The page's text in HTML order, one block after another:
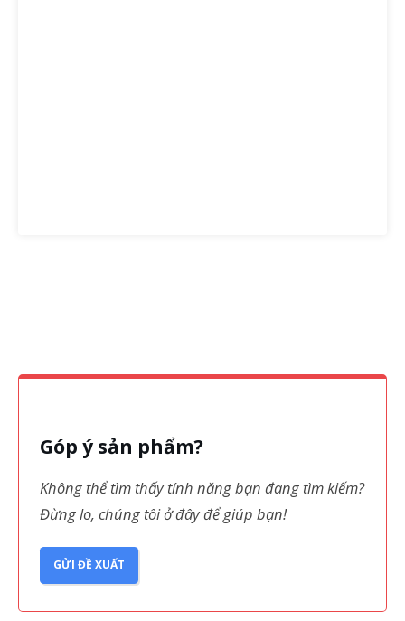
Góp ý sản phẩm?
Không thể tìm thấy tính năng bạn đang tìm kiếm?
Đừng lo, chúng tôi ở đây để giúp bạn!
GỬI ĐỀ XUẤT